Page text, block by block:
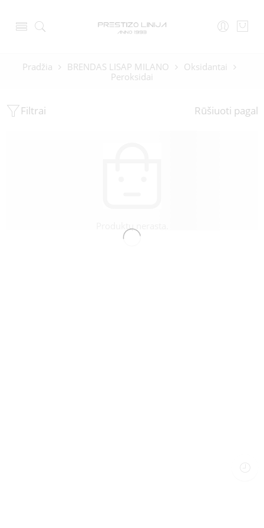
Pradžia BRENDAS LISAP MILANO
Oksidantai
Peroksidai
Filtrai Rūšiuoti pagal
Produktų nerasta.